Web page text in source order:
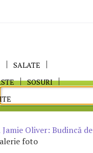
SALATE
SOSURI
Oliver: Budincă de
foto